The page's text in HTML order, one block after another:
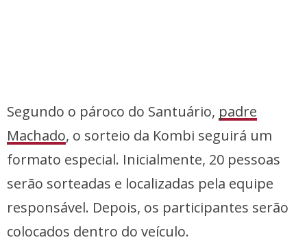
Segundo o pároco do Santuário, padre
Machado, o sorteio da Kombi seguirá um
formato especial. Inicialmente, 20 pessoas
serão sorteadas e localizadas pela equipe
responsável. Depois, os participantes serão
colocados dentro do veículo.